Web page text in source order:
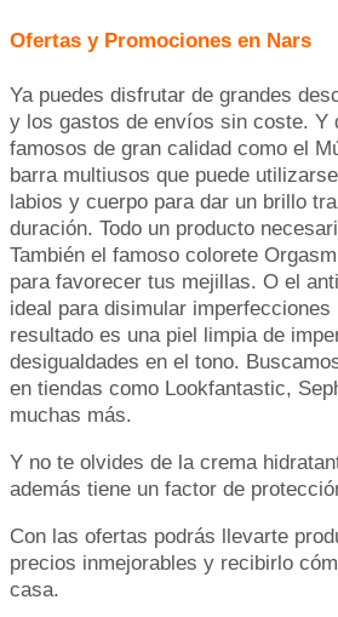
Ofertas y Promociones en Nars
Ya puedes disfrutar de grandes
y los gastos de envíos sin coste. Y
famosos de gran calidad como el
barra multiusos que puede
labios y cuerpo para dar un brillo
duración. Todo un producto
También el famoso colorete
para favorecer tus mejillas. O el
ideal para disimular
resultado es una piel limpia de
desigualdades en el tono.
en tiendas como Lookfantastic,
muchas más.
Y no te olvides de la crema
además tiene un factor de
Con las ofertas podrás llevarte
precios inmejorables y recibirlo
casa.